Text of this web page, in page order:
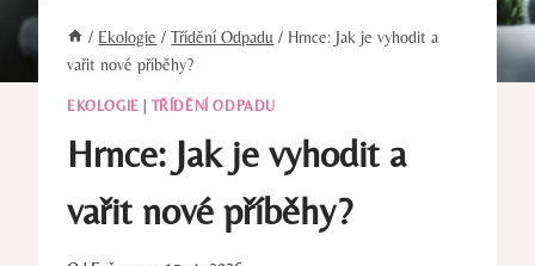
/ Ekologie / Třídění Odpadu / Hrnce: Jak je vyhodit a
vařit nové příběhy?
EKOLOGIE TŘÍDĚNÍ ODPADU
Hrnce: Jak je vyhodit a
vařit nové příběhy?